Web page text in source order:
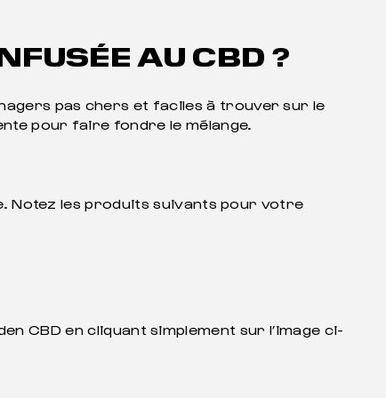
AU CBD ?
pas chers et faciles à trouver sur le
pour faire fondre le mélange.
Notez les produits suivants pour votre
CBD en cliquant simplement sur l’image ci-